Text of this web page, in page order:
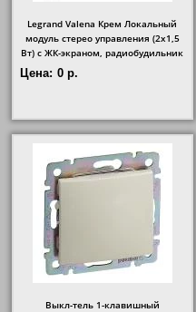
Legrand Valena Крем Локальный
модуль стерео управления (2х1,5
Вт) с ЖК-экраном, радиобудильник
Цена: 0 р.
Выкл-тель 1-клавишный